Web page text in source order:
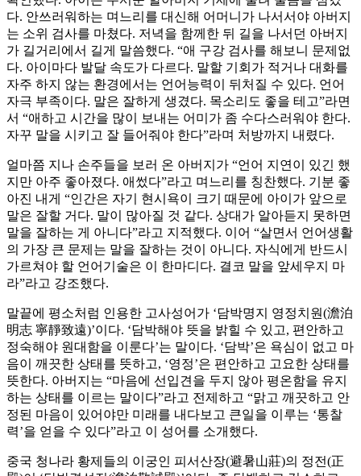
다. 안쓰러워하는 며느리를 대신해 어머니가 나서서야 아버지
는 소위 검사를 마쳤다. 저녁을 함께한 뒤 길을 나서던 아버지
가 길거리에서 길게 말씀했다. “애 구강 검사를 해보니 문제없
다. 아이마다 발달 속도가 다르다. 말할 기회가 적거나 대화를
자주 하지 않는 환경에서는 언어능력이 뒤처질 수 있다. 언어
자극 부족이다. 말은 잘하게 생겼다. 목소리도 좋을 테고”라면
서 “애하고 시간을 많이 보내는 어미가 좀 수다스러워야 한다.
자꾸 말을 시키고 잘 들어줘야 한다”라며 처방까지 내렸다.
얼마쯤 지나 손주들을 보러 온 아버지가 “언어 지연이 있긴 했
지만 아주 좋아졌다. 애썼다”라고 며느리를 칭찬했다. 기분 좋
아진 내게 “인간은 자기 현시욕이 크기 때문에 아이가 앞으로
말은 잘할 거다. 말이 많아질 것 같다. 상대가 알아듣지 못하면
말을 잘하는 게 아니다”라고 지적했다. 이어 “살면서 언어생활
의 가장 큰 문제는 말을 잘하는 것이 아니다. 자식에게 반드시
가르쳐야 할 언어기술은 이 한마디다. 결코 말을 앞세우지 마
라”라고 강조했다.
말끝에 평소처럼 인용한 고사성어가 ‘담박명지 영정치원(澹泊
明志 寧靜致遠)’이다. ‘담박해야 뜻을 밝힐 수 있고, 편안하고
정숙해야 원대함을 이룬다’는 말이다. ‘담박’은 욕심이 없고 마
음이 깨끗한 상태를 뜻하고, ‘영정’은 편안하고 고요한 상태를
뜻한다. 아버지는 “마음에 선입견을 두지 않아 평온함을 유지
하는 상태를 이르는 말이다”라고 전제하고 “맑고 깨끗하고 안
정된 마음이 있어야만 미래를 내다보고 큰일을 이루는 ‘통찰
력’을 얻을 수 있다”라고 이 성어를 소개했다.
중국 청나라 황제들의 이궁인 피서산장(避暑山莊)의 정전(正